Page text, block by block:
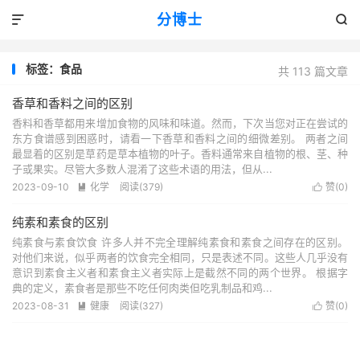
分博士 

共 113 篇文章
标签：食品
香草和香料之间的区别
香料和香草都用来增加食物的风味和味道。然而，下次当您对正在尝试的
东方食谱感到困惑时，请看一下香草和香料之间的细微差别。 两者之间
最显着的区别是草药是草本植物的叶子。香料通常来自植物的根、茎、种
子或果实。尽管大多数人混淆了这些术语的用法，但从...
 赞(0)
2023-09-10  化学 阅读(379)
纯素和素食的区别
纯素食与素食饮食 许多人并不完全理解纯素食和素食之间存在的区别。
对他们来说，似乎两者的饮食完全相同，只是表述不同。这些人几乎没有
意识到素食主义者和素食主义者实际上是截然不同的两个世界。 根据字
典的定义，素食者是那些不吃任何肉类但吃乳制品和鸡...
 赞(0)
2023-08-31  健康 阅读(327)